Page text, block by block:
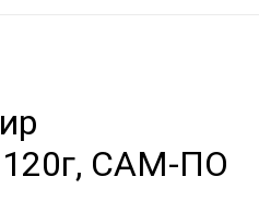
САМ-ПО